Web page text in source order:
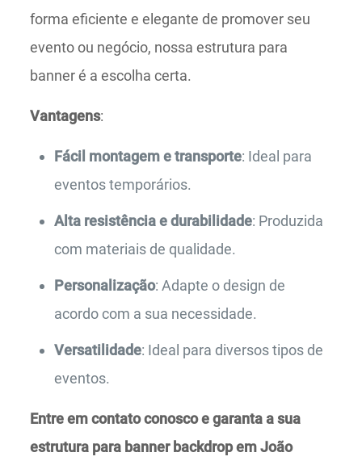
forma eficiente e elegante de promover seu
evento ou negócio, nossa estrutura para
banner é a escolha certa.
Vantagens:
Fácil montagem e transporte: Ideal para
eventos temporários.
Alta resistência e durabilidade: Produzida
com materiais de qualidade.
Personalização: Adapte o design de
acordo com a sua necessidade.
Versatilidade: Ideal para diversos tipos de
eventos.
Entre em contato conosco e garanta a sua
estrutura para banner backdrop em João